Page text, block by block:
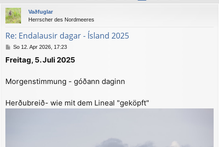
Vaðfuglar
Herrscher des Nordmeeres
Re: Endalausir dagar - Ísland 2025
B
i
r
a
So 12. Apr 2026, 17:23
Freitag, 5. Juli 2025
Morgenstimmung - góðann daginn
Herðubreið- wie mit dem Lineal "geköpft"